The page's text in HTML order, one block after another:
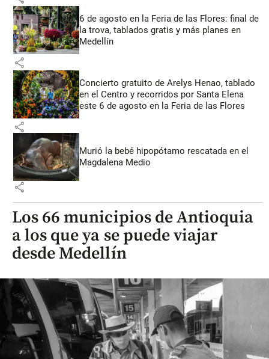
6 de agosto en la Feria de las Flores: final de
la trova, tablados gratis y más planes en
Medellín
share
Concierto gratuito de Arelys Henao, tablado
en el Centro y recorridos por Santa Elena
este 6 de agosto en la Feria de las Flores
share
Murió la bebé hipopótamo rescatada en el
Magdalena Medio
share
Los 66 municipios de Antioquia
a los que ya se puede viajar
desde Medellín